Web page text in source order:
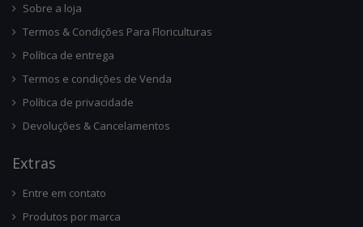
Sobre a loja
Termos & Condições Para Floriculturas
Política de entrega
Termos e condições de Venda
Política de privacidade
Devoluções & Cancelamentos
ExtRas
Entre em contato
Produtos por marca